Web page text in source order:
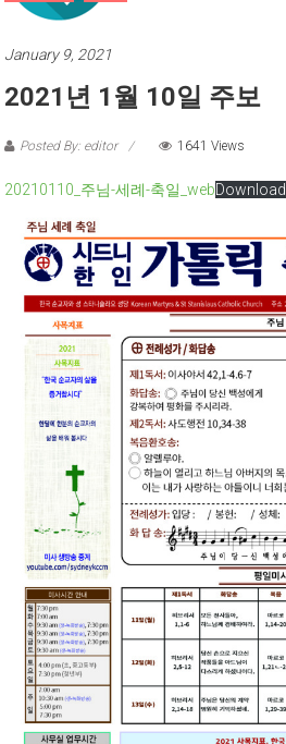
January 9, 2021
2021년 1월 10일 주보
Posted By: editor 1641 Views
20210110_주님-세례-축일_webDownload